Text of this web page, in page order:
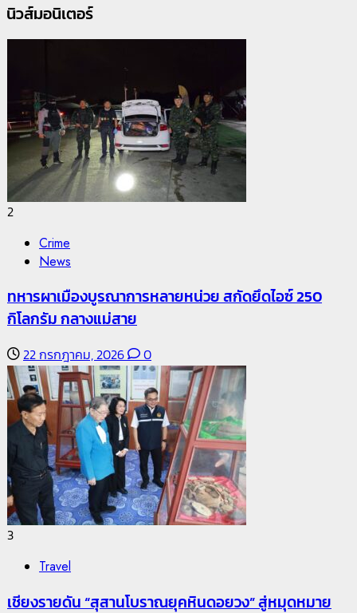
นิวส์มอนิเตอร์
22 กรกฎาคม, 2026
2
Crime
News
ทหารผาเมืองบูรณาการหลายหน่วย สกัดยึดไอซ์ 250
กิโลกรัม กลางแม่สาย
22 กรกฎาคม, 2026 0
3
Travel
เชียงรายดัน “สุสานโบราณยุคหินดอยวง” สู่หมุดหมาย